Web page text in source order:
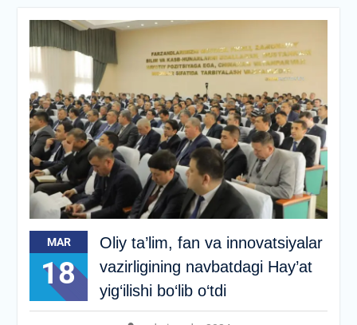
MAR
18
Oliy ta’lim, fan va innovatsiyalar
vazirligining navbatdagi Hay’at
yig‘ilishi bo‘lib o‘tdi